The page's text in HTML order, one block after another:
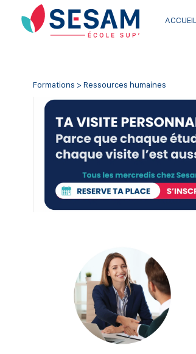
ACCUEIL
Formations > Ressources humaines